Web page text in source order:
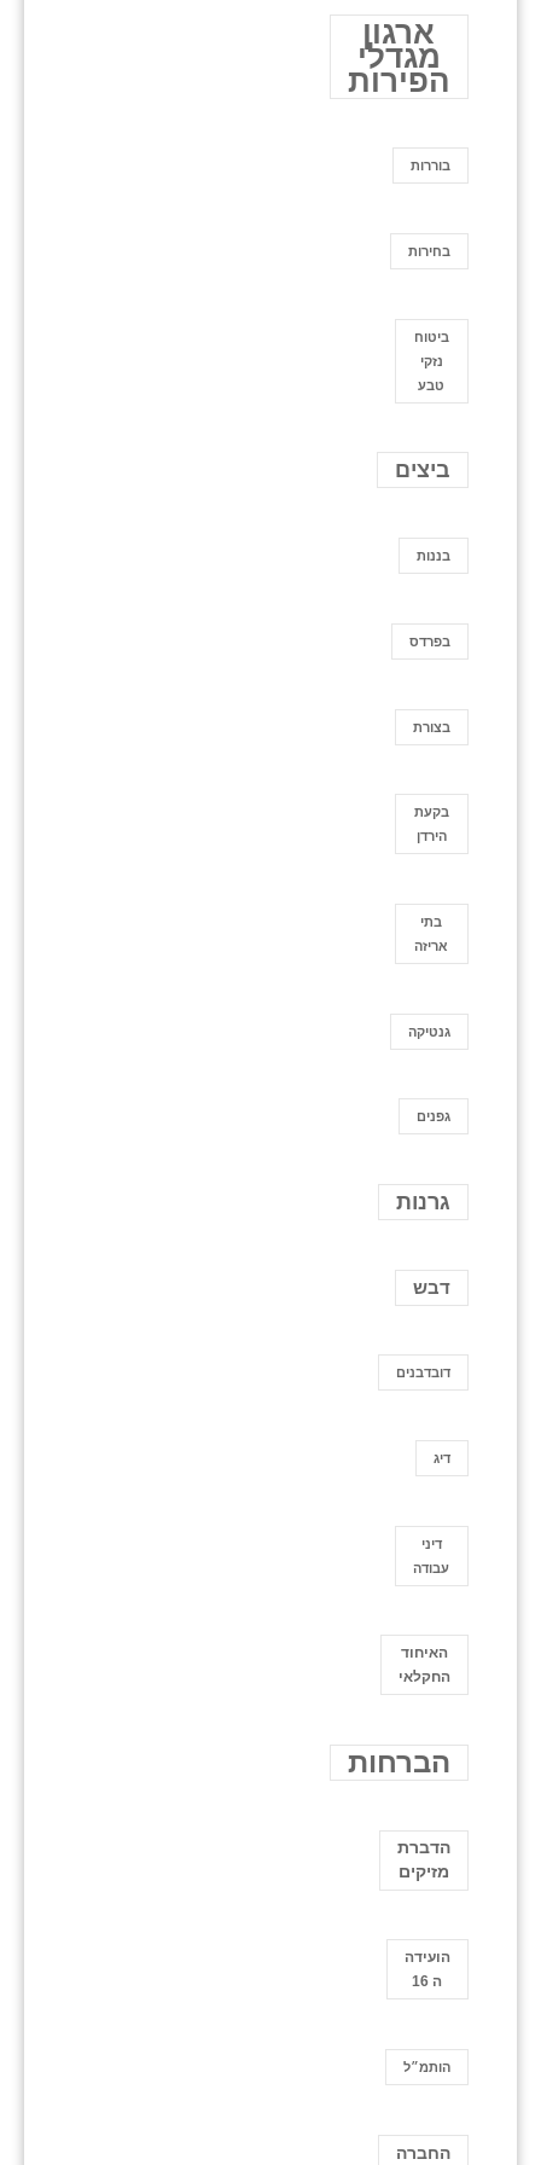
ארגון
מגדלי
הפירות
בוררות
בחירות
ביטוח
נזקי
טבע
ביצים
בננות
בפרדס
בצורת
בקעת
הירדן
בתי
אריזה
גנטיקה
גפנים
גרנות
דבש
דובדבנים
דיג
דיני
עבודה
האיחוד
החקלאי
הברחות
הדברת
מזיקים
הועידה
ה 16
הותמ״ל
החברה